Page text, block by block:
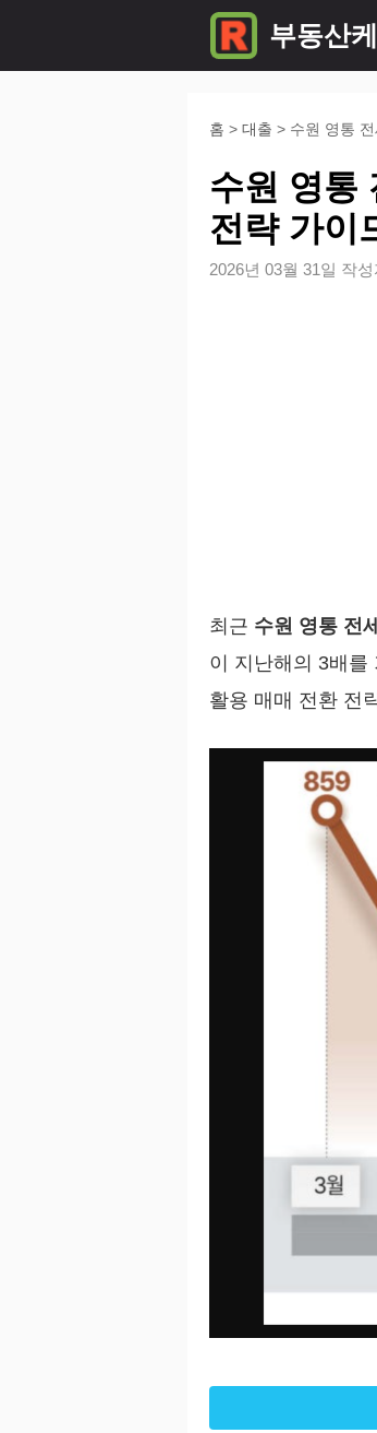
부동산
홈 > 대출 > 수원 영통
수원 영통
전략 가이
2026년 03월 31일 작성
최근 수원 영통 전
이 지난해의 3배를
활용 매매 전환 전